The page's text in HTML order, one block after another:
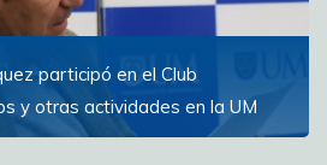
participó en el Club
y otras actividades en la UM